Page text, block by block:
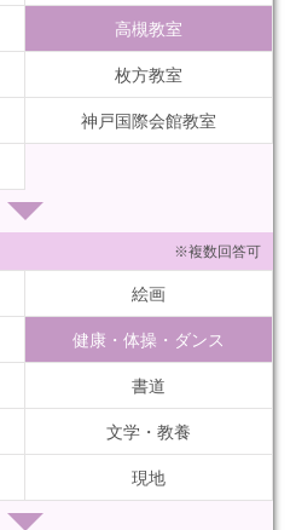
高槻教室
枚方教室
神戸国際会館教室
※複数回答可
絵画
健康・体操・ダンス
書道
文学・教養
現地